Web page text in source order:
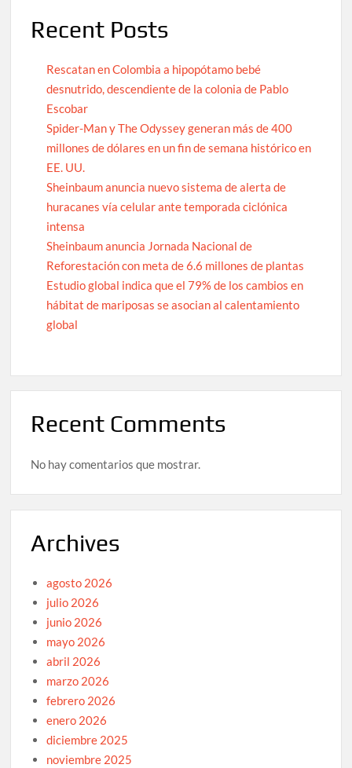
Recent Posts
Rescatan en Colombia a hipopótamo bebé
desnutrido, descendiente de la colonia de Pablo
Escobar
Spider-Man y The Odyssey generan más de 400
millones de dólares en un fin de semana histórico en
EE. UU.
Sheinbaum anuncia nuevo sistema de alerta de
huracanes vía celular ante temporada ciclónica
intensa
Sheinbaum anuncia Jornada Nacional de
Reforestación con meta de 6.6 millones de plantas
Estudio global indica que el 79% de los cambios en
hábitat de mariposas se asocian al calentamiento
global
Recent Comments
No hay comentarios que mostrar.
Archives
agosto 2026
julio 2026
junio 2026
mayo 2026
abril 2026
marzo 2026
febrero 2026
enero 2026
diciembre 2025
noviembre 2025